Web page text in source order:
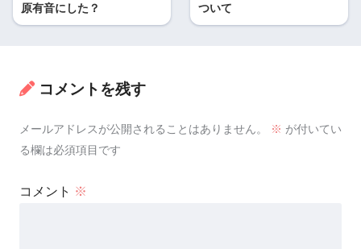
原有音にした？
ついて
コメントを残す
メールアドレスが公開されることはありません。 ※ が付いてい
る欄は必須項目です
コメント ※